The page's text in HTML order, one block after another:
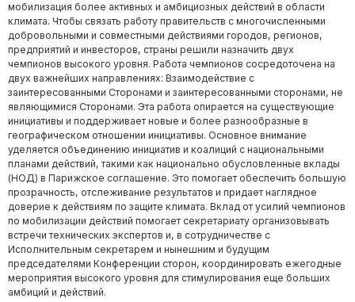
мобилизация более активных и амбициозных действий в области
климата. Чтобы связать работу правительств с многочисленными
добровольными и совместными действиями городов, регионов,
предприятий и инвесторов, страны решили назначить двух
чемпионов высокого уровня. Работа чемпионов сосредоточена на
двух важнейших направлениях: Взаимодействие с
заинтересованными Сторонами и заинтересованными сторонами, не
являющимися Сторонами. Эта работа опирается на существующие
инициативы и поддерживает новые и более разнообразные в
географическом отношении инициативы. Основное внимание
уделяется объединению инициатив и коалиций с национальными
планами действий, такими как национально обусловленные вклады
(НОД) в Парижское соглашение. Это помогает обеспечить большую
прозрачность, отслеживание результатов и придает наглядное
доверие к действиям по защите климата. Вклад от усилий чемпионов
по мобилизации действий помогает секретариату организовывать
встречи технических экспертов и, в сотрудничестве с
Исполнительным секретарем и нынешним и будущим
председателями Конференции сторон, координировать ежегодные
мероприятия высокого уровня для стимулирования еще больших
амбиций и действий.